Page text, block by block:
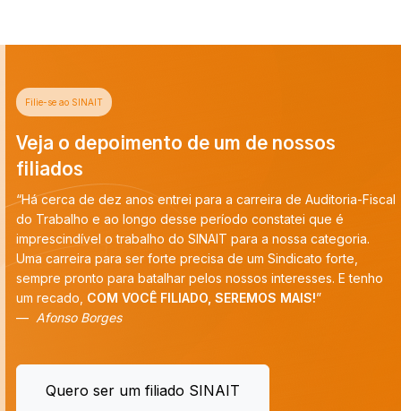
Filie-se ao SINAIT
Veja o depoimento de um de nossos
filiados
“Há cerca de dez anos entrei para a carreira de Auditoria-Fiscal
do Trabalho e ao longo desse período constatei que é
imprescindível o trabalho do SINAIT para a nossa categoria.
Uma carreira para ser forte precisa de um Sindicato forte,
sempre pronto para batalhar pelos nossos interesses. E tenho
um recado, COM VOCÊ FILIADO, SEREMOS MAIS!”
Afonso Borges
Quero ser um filiado SINAIT